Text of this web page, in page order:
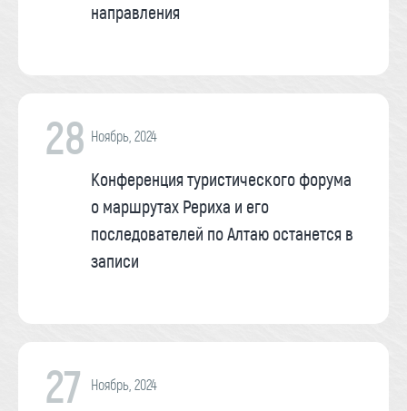
направления
28 Ноябрь, 2024
Конференция туристического форума
о маршрутах Рериха и его
последователей по Алтаю останется в
записи
27 Ноябрь, 2024